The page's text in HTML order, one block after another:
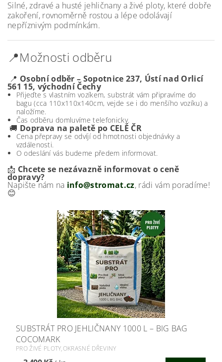
Silné, zdravé a husté jehličnany a živé ploty, které dobře
zakoření, rovnoměrně rostou a lépe odolávají
nepříznivým podmínkám.
📍Možnosti odběru
📍 Osobní odběr – Sopotnice 237, Ústí nad Orlicí
561 15, východní Čechy
Přijeďte s vlastním vozíkem, substrát vám připravíme do
bagu (cca 110x110x140cm, vejde se i do menšího vozíku) a
naložíme.
Čas odběru domluvíme telefonicky.
🚚 Doprava na paletě po CELÉ ČR
Cena přepravy se odvíjí od hmotnosti objednávky a
vzdálenosti.
O odeslání vás budeme předem informovat.
📩 Chcete se nezávazně informovat o ceně
dopravy?
Napište nám na info@stromat.cz, rádi vám poradíme!
😊
SUBSTRÁT PRO JEHLIČNANY 1000 L – BIG BAG
COCOMARK
PRO ŽIVÉ PLOTY,OKRASNÉ DŘEVINY